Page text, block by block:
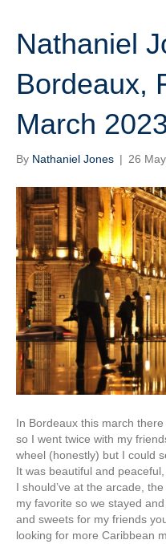
Nathaniel
Bordeaux,
March
By Nathaniel Jones | 26
In Bordeaux this march
so I went twice with my
wheel (honestly) but I could
It was beautiful and
I should’ve at the arcade,
my favorite so we stayed
and sweets for my friends
looking for more Caribbean